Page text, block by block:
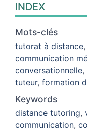
INDEX
Mots-clés
tutorat à distance,
communication
conversationnelle,
tuteur, formation
Keywords
distance tutoring,
communication,